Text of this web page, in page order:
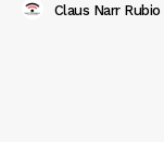
Claus Narr Rubio